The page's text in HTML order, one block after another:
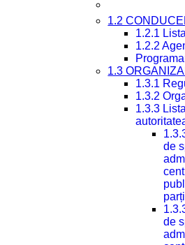
1.2
1.2.1
1.2.2
1.3
1.3.1
1.3.2
1.3.3
de
de